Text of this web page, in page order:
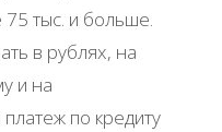
75 тыс. и больше.
в рублях, на
и на
по кредиту